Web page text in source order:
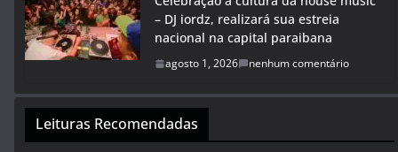
– DJ iordz, realizará sua estreia
nacional na capital paraibana
agosto 1, 2026 nenhum comentário
Leituras Recomendadas